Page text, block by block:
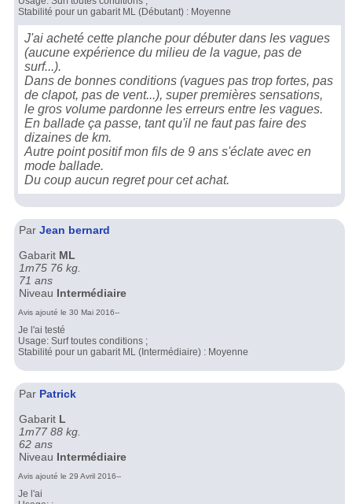
Stabilité pour un gabarit ML (Débutant) : Moyenne
J'ai acheté cette planche pour débuter dans les vagues
(aucune expérience du milieu de la vague, pas de
surf...).
Dans de bonnes conditions (vagues pas trop fortes, pas
de clapot, pas de vent...), super premières sensations,
le gros volume pardonne les erreurs entre les vagues.
En ballade ça passe, tant qu'il ne faut pas faire des
dizaines de km.
Autre point positif mon fils de 9 ans s'éclate avec en
mode ballade.
Du coup aucun regret pour cet achat.
Par Jean bernard
Gabarit ML
1m75 76 kg.
71 ans
Niveau Intermédiaire
Avis ajouté le 30 Mai 2016--
Je l'ai testé
Usage: Surf toutes conditions ;
Stabilité pour un gabarit ML (Intermédiaire) : Moyenne
Par Patrick
Gabarit L
1m77 88 kg.
62 ans
Niveau Intermédiaire
Avis ajouté le 29 Avril 2016--
Je l'ai